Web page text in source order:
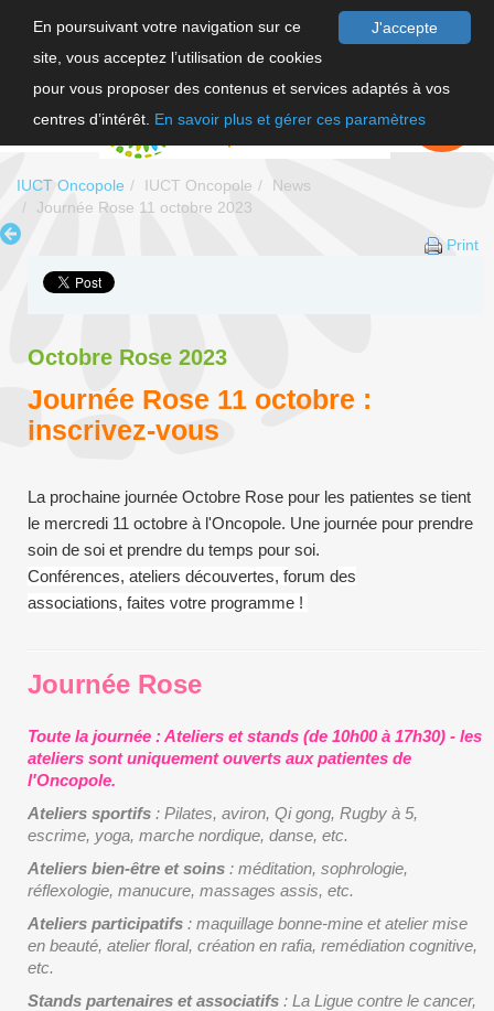
J'accepte
En poursuivant votre navigation sur ce
site, vous acceptez l’utilisation de cookies
pour vous proposer des contenus et services adaptés à vos
centres d’intérêt. En savoir plus et gérer ces paramètres
FAIRE UN
DON
IUCT Oncopole IUCT Oncopole
News
Journée Rose 11 octobre 2023
Print
Octobre Rose 2023
Journée Rose 11 octobre :
inscrivez-vous
La prochaine journée Octobre Rose pour les patientes se tient
le mercredi 11 octobre à l'Oncopole. Une journée pour prendre
soin de soi et prendre du temps pour soi.
Conférences, ateliers découvertes, forum des
associations, faites votre programme !
Journée Rose
Toute la journée : Ateliers et stands (de 10h00 à 17h30) - les
ateliers sont uniquement ouverts aux patientes de
l'Oncopole.
Ateliers sportifs : Pilates, aviron, Qi gong, Rugby à 5,
escrime, yoga, marche nordique, danse, etc.
Ateliers bien-être et soins : méditation, sophrologie,
réflexologie, manucure, massages assis, etc.
Ateliers participatifs : maquillage bonne-mine et atelier mise
en beauté, atelier floral, création en rafia, remédiation cognitive,
etc.
Stands partenaires et associatifs : La Ligue contre le cancer,